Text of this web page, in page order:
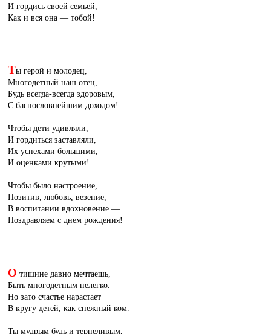
И гордись своей семьей,
Как и вся она — тобой!
Ты герой и молодец,
Многодетный наш отец,
Будь всегда-всегда здоровым,
С баснословнейшим доходом!
Чтобы дети удивляли,
И гордиться заставляли,
Их успехами большими,
И оценками крутыми!
Чтобы было настроение,
Позитив, любовь, везение,
В воспитании вдохновение —
Поздравляем с днем рождения!
О тишине давно мечтаешь,
Быть многодетным нелегко.
Но зато счастье нарастает
В кругу детей, как снежный ком.
Ты мудрым будь и терпеливым,